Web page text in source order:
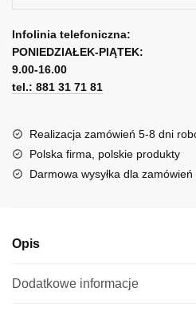
Wach
-
Na
skraju
Infolinia telefoniczna:
PONIEDZIAŁEK-PIĄTEK:
9.00-16.00
tel.: 881 31 71 81
Realizacja zamówień 5-8 dni
Polska firma, polskie produkty
Darmowa wysyłka dla zamówień
Opis
Dodatkowe informacje